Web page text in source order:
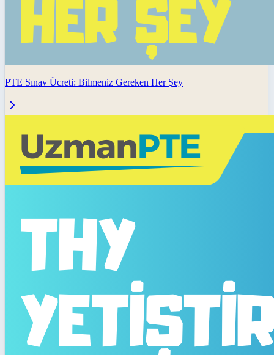
PTE Sınav Ücreti: Bilmeniz Gereken Her Şey